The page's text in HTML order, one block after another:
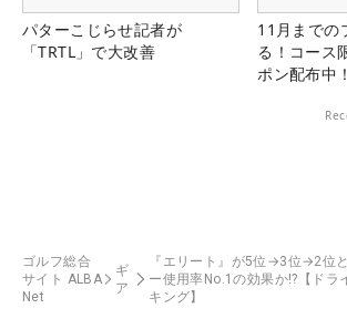
パターこじらせ記者が
「TRTL」で大改善
11月までの
る！コース
ポン配布中！
ゴルフ総合
サイト ALBA
Net
ギ
ア
『エリート』が5位→3位→2位
ー使用率No.1の効果か!?【ドラ
キング】